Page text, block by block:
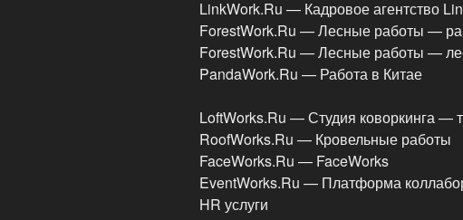
LinkWork.Ru — Кадровое агентство
ForestWork.Ru — Лесные работы —
ForestWork.Ru — Лесные работы —
PandaWork.Ru — Работа в Китае
LoftWorks.Ru — Студия коворкинга —
RoofWorks.Ru — Кровельные работы
FaceWorks.Ru — FaceWorks
EventWorks.Ru — Платформа
HR услуги